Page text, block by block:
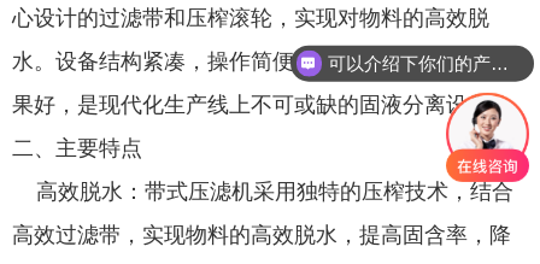
心设计的过滤带和压榨滚轮，实现对物料的高效脱
水。设备结构紧凑，操作简便，处理能力大，脱水效
果好，是现代化生产线上不可或缺的固液分离设备。
二、主要特点
高效脱水：带式压滤机采用独特的压榨技术，结合
高效过滤带，实现物料的高效脱水，提高固含率，降
可以介绍下你们的产品么